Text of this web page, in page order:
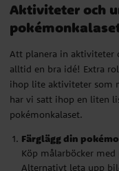
Färglägg din
Köp målarböcker med
färglägga.
“Smäll en ballong
Förbered ett antal
en aktivitet, t.ex
Sätt svansen på
knorren på grisen eller
sätta svansen på
Aktiviteter och
Att planera in aktiviteter
alltid en bra idé! Extra
ihop lite aktiviteter som
har vi satt ihop en liten
pokémonkalaset.
Färglägg din
Köp målarböcker
Alternativt leta upp